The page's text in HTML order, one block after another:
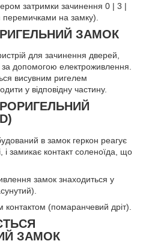
затримки зачинення 0 | 3 |
на замку).
ЗАМОК
для зачинення дверей,
за допомогою електроживлення.
висувним ригелем
у відповідну частину.
в замок геркон реагує
і замикає контакт соленоїда, що
замок знаходиться у
(помаранчевий дріт).
ЗАМОК